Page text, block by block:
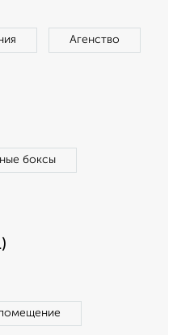
Агенство
боксы